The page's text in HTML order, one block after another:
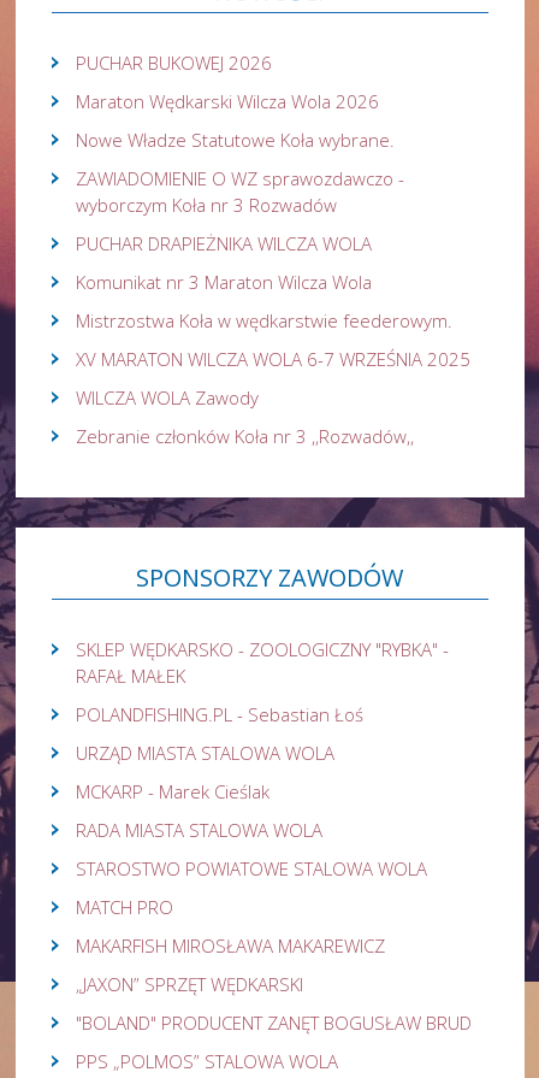
PUCHAR BUKOWEJ 2026
Maraton Wędkarski Wilcza Wola 2026
Nowe Władze Statutowe Koła wybrane.
ZAWIADOMIENIE O WZ sprawozdawczo -
wyborczym Koła nr 3 Rozwadów
PUCHAR DRAPIEŻNIKA WILCZA WOLA
Komunikat nr 3 Maraton Wilcza Wola
Mistrzostwa Koła w wędkarstwie feederowym.
XV MARATON WILCZA WOLA 6-7 WRZEŚNIA 2025
WILCZA WOLA Zawody
Zebranie członków Koła nr 3 ,,Rozwadów,,
SPONSORZYZAWODÓW
SKLEP WĘDKARSKO - ZOOLOGICZNY "RYBKA" -
RAFAŁ MAŁEK
POLANDFISHING.PL - Sebastian Łoś
URZĄD MIASTA STALOWA WOLA
MCKARP - Marek Cieślak
RADA MIASTA STALOWA WOLA
STAROSTWO POWIATOWE STALOWA WOLA
MATCH PRO
MAKARFISH MIROSŁAWA MAKAREWICZ
„JAXON” SPRZĘT WĘDKARSKI
"BOLAND" PRODUCENT ZANĘT BOGUSŁAW BRUD
PPS „POLMOS” STALOWA WOLA